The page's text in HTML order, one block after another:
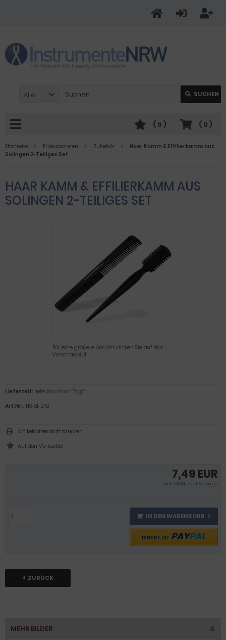
Alle SUCHEN
( 0 )
( 0 )
Startseite Friseurscheren Zubehör
Haar Kamm & Effilierkamm aus
Solingen 2-Teiliges Set
HAAR KAMM & EFFILIERKAMM AUS
SOLINGEN 2-TEILIGES SET
Für eine größere Ansicht klicken Sie auf das
Vorschaubild
7,49 EUR
inkl .MwSt., zzgl.Versand
IN DEN WARENKORB
DIREKT ZU PAYPAL
ZURÜCK
Lieferzeit: lieferbar, max. 1 Tag*
Art.Nr.: HS-SI-272
Artikeldatenblatt drucken
MEHR BILDER